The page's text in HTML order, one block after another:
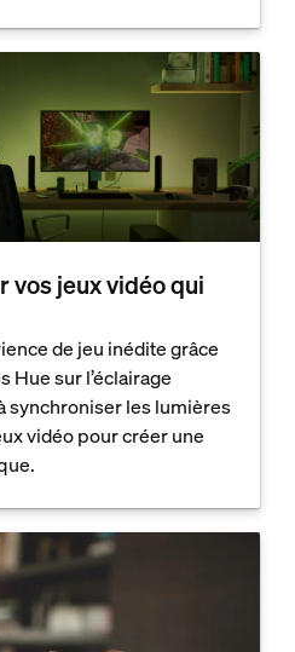
vos jeux vidéo qui
de jeu inédite grâce
Hue sur l’éclairage
synchroniser les lumières
vidéo pour créer une